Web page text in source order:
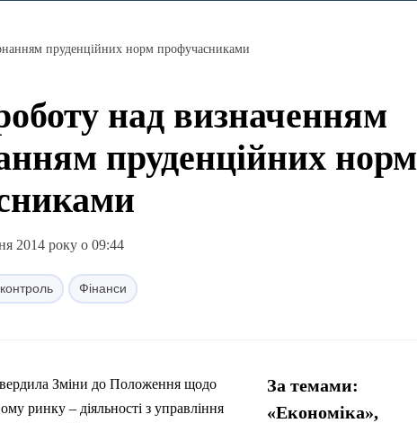
пруденційних норм профучасниками
над визначенням
пруденційних норм
2014 року о 09:44
Фінанси
Зміни до Положення щодо
ринку – діяльності з управління
За темами:
«Економіка»,